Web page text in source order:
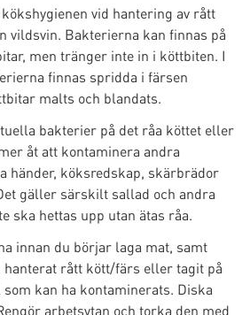
vid hantering av rått
vildsvin. Bakterierna kan finnas på
men tränger inte in i köttbiten. I
finnas spridda i färsen
malts och blandats.
bakterier på det råa köttet eller
åt att kontaminera andra
händer, köksredskap, skärbrädor
gäller särskilt sallad och andra
ska hettas upp utan ätas råa.
innan du börjar laga mat, samt
hanterat rått kött/färs eller tagit på
kan ha kontaminerats. Diska
arbetsytan och torka den med